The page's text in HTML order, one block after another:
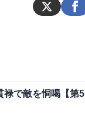
禄で敵を恫喝【第5